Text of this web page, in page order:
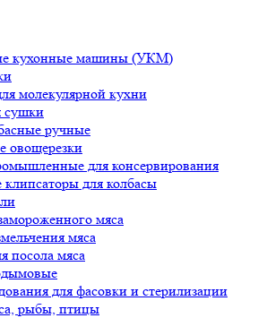
кухонные машины (УКМ)
молекулярной кухни
сушки
ручные
овощерезки
для консервирования
для колбасы
мяса
мяса
посола мяса
для фасовки и стерилизации
рыбы, птицы